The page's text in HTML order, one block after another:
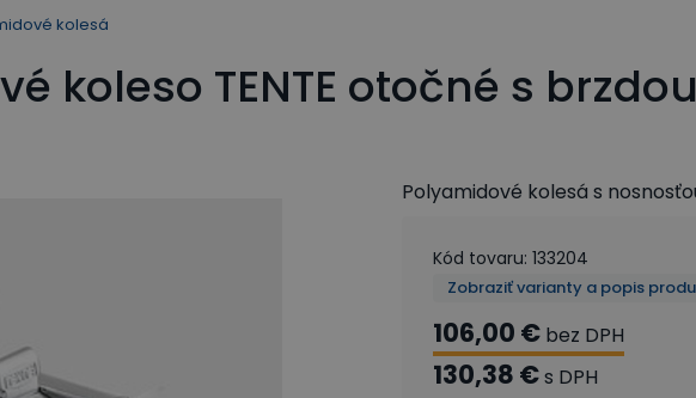
kolesá
koleso TENTE otočné s
Polyamidové kolesá s
Kód tovaru: 133204
Zobraziť varianty a popis
106,00 € bez DPH
130,38 €s DPH